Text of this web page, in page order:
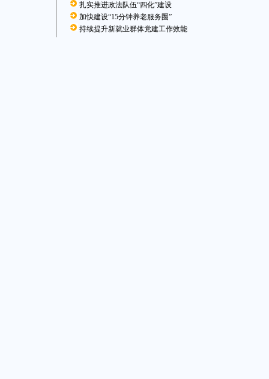
扎实推进政法队伍“四化”建设
加快建设“15分钟养老服务圈”
持续提升新就业群体党建工作效能